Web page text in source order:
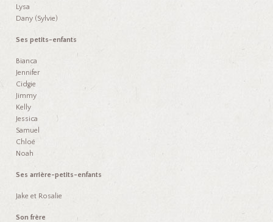
Lysa
Dany (Sylvie)
Ses petits-enfants
Bianca
Jennifer
Cidgie
Jimmy
Kelly
Jessica
Samuel
Chloé
Noah
Ses arrière-petits-enfants
Jake et Rosalie
Son frère